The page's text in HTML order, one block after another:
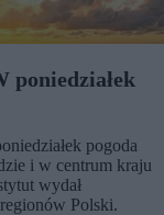
poniedziałek
pogoda
i w centrum kraju
wydał
Polski.